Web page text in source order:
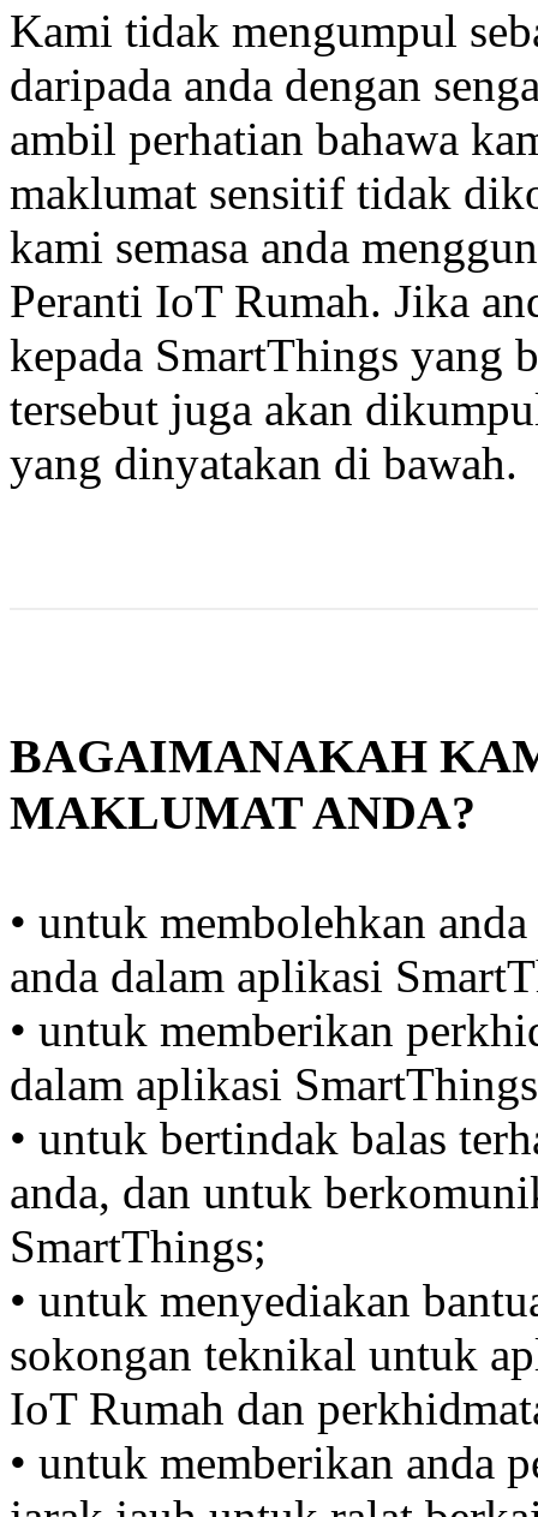
Kami tidak mengumpul
daripada anda dengan
ambil perhatian bahawa
maklumat sensitif tidak
kami semasa anda
Peranti IoT Rumah. Jika
kepada SmartThings yang
tersebut juga akan
yang dinyatakan di bawah.
BAGAIMANAKAH
MAKLUMAT ANDA?
• untuk membolehkan
anda dalam aplikasi
• untuk memberikan
dalam aplikasi
• untuk bertindak balas
anda, dan untuk
SmartThings;
• untuk menyediakan
sokongan teknikal untuk
IoT Rumah dan
• untuk memberikan anda